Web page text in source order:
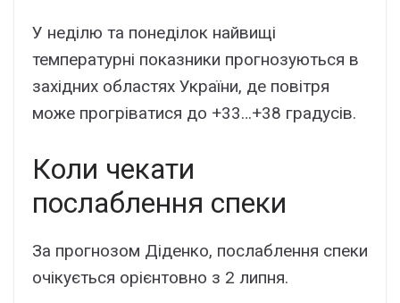
У неділю та понеділок найвищі
температурні показники прогнозуються в
західних областях України, де повітря
може прогріватися до +33…+38 градусів.
Коли чекати
послаблення спеки
За прогнозом Діденко, послаблення спеки
очікується орієнтовно з 2 липня.